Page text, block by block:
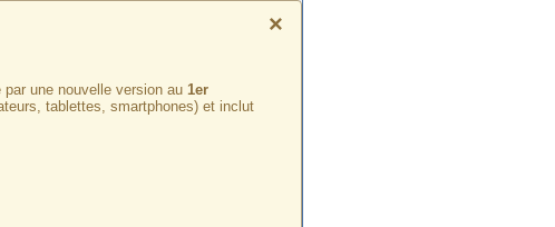
×
une nouvelle version au 1er
tablettes, smartphones) et inclut